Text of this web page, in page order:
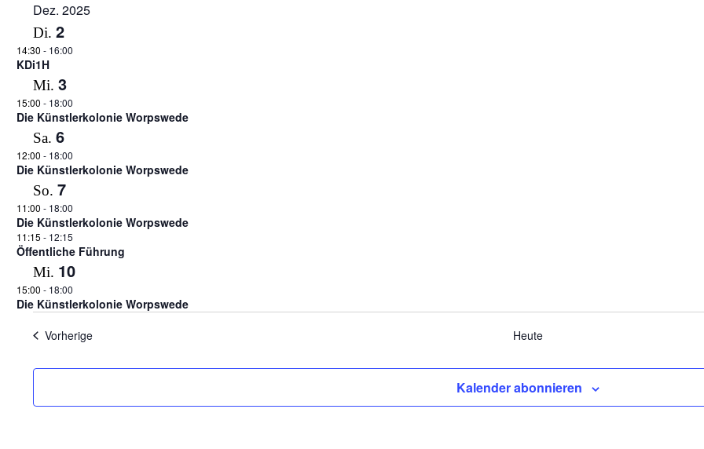
Dez. 2025
Di. 2
14:30 - 16:00
KDi1H
Mi. 3
15:00 - 18:00
Die Künstlerkolonie Worpswede
Sa. 6
12:00 - 18:00
Die Künstlerkolonie Worpswede
So. 7
11:00 - 18:00
Die Künstlerkolonie Worpswede
11:15 - 12:15
Öffentliche Führung
Mi. 10
15:00 - 18:00
Die Künstlerkolonie Worpswede
VorherigeVeranstaltungen Heute
Kalender abonnieren